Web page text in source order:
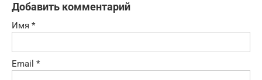
Добавить комментарий
Имя *
Email *